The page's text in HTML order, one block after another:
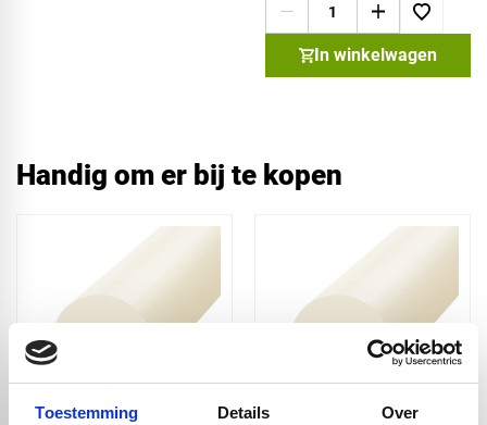
Toestemming Details Over
In winkelwagen
Handig om er bij te kopen